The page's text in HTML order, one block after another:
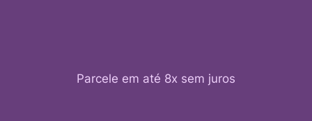
Parcele em até 8x sem juros